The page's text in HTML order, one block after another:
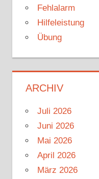
Fehlalarm
Hilfeleistung
Übung
ARCHIV
Juli 2026
Juni 2026
Mai 2026
April 2026
März 2026